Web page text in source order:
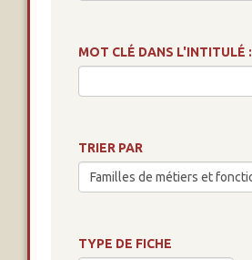
MOT CLÉ DANS L'INTITULÉ :
TRIER PAR
TYPE DE FICHE